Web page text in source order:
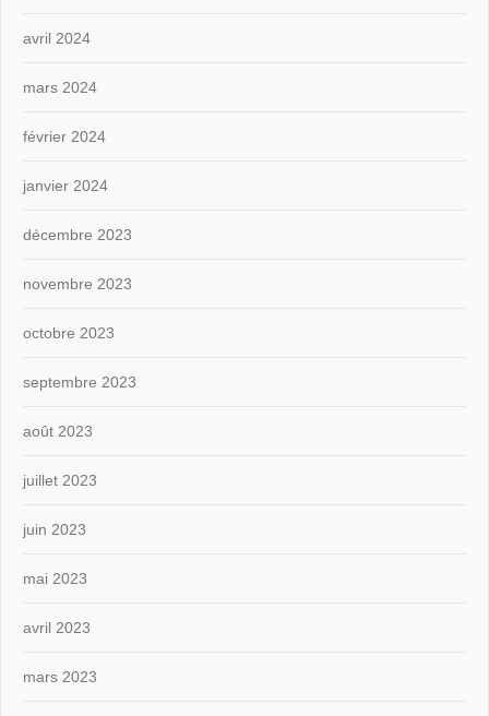
avril 2024
mars 2024
février 2024
janvier 2024
décembre 2023
novembre 2023
octobre 2023
septembre 2023
août 2023
juillet 2023
juin 2023
mai 2023
avril 2023
mars 2023